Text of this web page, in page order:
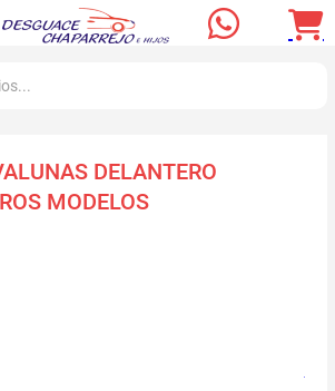
DELANTERO
MODELOS